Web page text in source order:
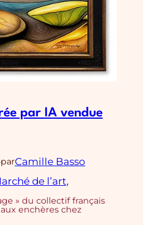
par IA vendue
parCamille Basso
de l’art
» du collectif français
enchères chez